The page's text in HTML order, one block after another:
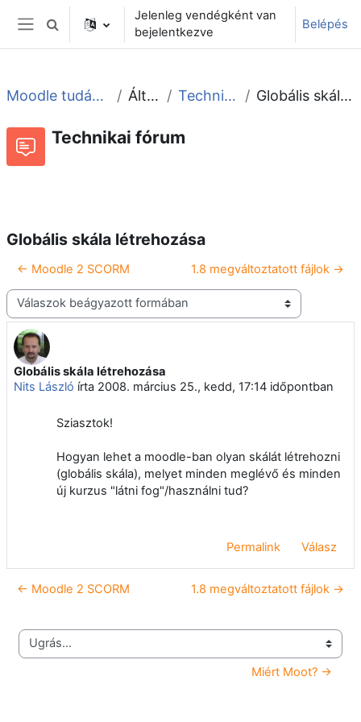
Tovább a fő tartalomhoz
Oldalpanel
Keresési bemeneti adatok váltása
Jelenleg vendégként van
bejelentkezve
Belépés
Moodle tudástár és fórum Általános Technikai fórum Globális skála létrehozása
Technikai fórum
Globális skála létrehozása
← Moodle 2 SCORM 1.8 megváltoztatott fájlok →
Megjelenítési mód
Globális skála létrehozása
Nits László írta 2008. március 25., kedd, 17:14 időpontban
Válaszok szám: 0
Sziasztok!
Hogyan lehet a moodle-ban olyan skálát létrehozni
(globális skála), melyet minden meglévő és minden
új kurzus "látni fog"/használni tud?
Permalink Válasz
← Moodle 2 SCORM 1.8 megváltoztatott fájlok →
Ugrás...
Miért Moot? →